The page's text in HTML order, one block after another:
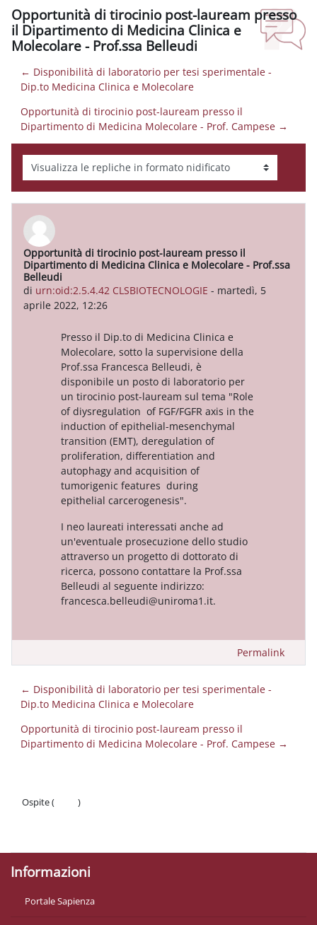
Opportunità di tirocinio post-lauream presso
il Dipartimento di Medicina Clinica e
Molecolare - Prof.ssa Belleudi
← Disponibilità di laboratorio per tesi sperimentale -
Dip.to Medicina Clinica e Molecolare
Opportunità di tirocinio post-lauream presso il
Dipartimento di Medicina Molecolare - Prof. Campese →
Modalità visualizzazione
Opportunità di tirocinio post-lauream presso il
Dipartimento di Medicina Clinica e Molecolare - Prof.ssa
Belleudi
di urn:oid:2.5.4.42 CLSBIOTECNOLOGIE - martedì, 5
aprile 2022, 12:26
Numero di risposte: 0
Presso il Dip.to di Medicina Clinica e
Molecolare, sotto la supervisione della
Prof.ssa Francesca Belleudi, è
disponibile un posto di laboratorio per
un tirocinio post-lauream sul tema "Role
of diysregulation of FGF/FGFR axis in the
induction of epithelial-mesenchymal
transition (EMT), deregulation of
proliferation, differentiation and
autophagy and acquisition of
tumorigenic features during
epithelial carcerogenesis".
I neo laureati interessati anche ad
un'eventuale prosecuzione dello studio
attraverso un progetto di dottorato di
ricerca, possono contattare la Prof.ssa
Belleudi al seguente indirizzo:
francesca.belleudi@uniroma1.it.
Permalink
← Disponibilità di laboratorio per tesi sperimentale -
Dip.to Medicina Clinica e Molecolare
Opportunità di tirocinio post-lauream presso il
Dipartimento di Medicina Molecolare - Prof. Campese →
Ospite (
)
Informazioni
Portale Sapienza